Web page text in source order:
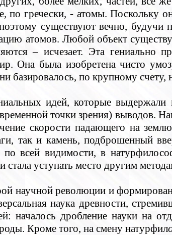
по гречески, - атомы. Поскольку
существуют вечно,
атомов. Любой объект
– исчезает. Эта гениально
Она была изобретена чисто
базировалось, по крупному счету,
идей, которые выдержали
точки зрения) выводов.
скорости падающего на
так и камень, подброшенный
по всей видимости, в
стала уступать место другим
научной революции и
наука древности,
началось дробление науки на
Кроме того, на смену натурфил